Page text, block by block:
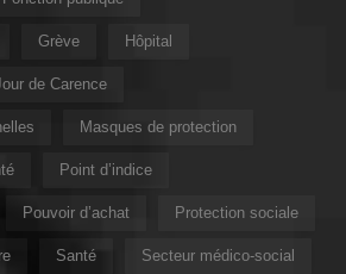
Grève Hôpital
de Carence
Masques de protection
Point d’indice
Pouvoir d’achat Protection sociale
Santé Secteur médico-social